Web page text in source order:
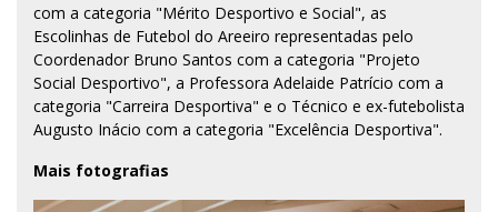
com a categoria "Mérito Desportivo e Social", as
Escolinhas de Futebol do Areeiro representadas pelo
Coordenador Bruno Santos com a categoria "Projeto
Social Desportivo", a Professora Adelaide Patrício com a
categoria "Carreira Desportiva" e o Técnico e ex-futebolista
Augusto Inácio com a categoria "Excelência Desportiva".
Mais fotografias